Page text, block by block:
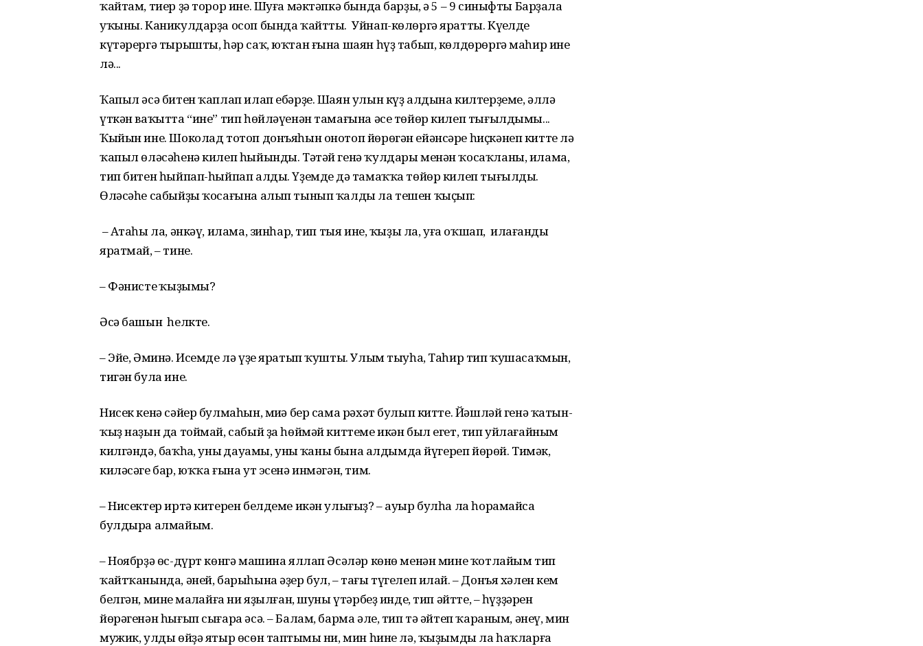
ҡайтам, тиер ҙә торор ине. Шуға мәктәпкә бында барҙы, ә 5 – 9 синыфты Барҙала
уҡыны. Каникулдарҙа осоп бында ҡайтты. Уйнап-көлөргә яратты. Күңелде
күтәрергә тырышты, һәр саҡ, юҡтан ғына шаян һүҙ табып, көлдөрөргә маһир ине
лә...
Ҡапыл әсә битен ҡаплап илап ебәрҙе. Шаян улын күҙ алдына килтерҙеме, әллә
үткән ваҡытта “ине” тип һөйләүенән тамағына әсе төйөр килеп тығылдымы...
Ҡыйын ине. Шоколад тотоп донъяһын онотоп йөрөгән ейәнсәре һиҫкәнеп китте лә
ҡапыл өләсәһенә килеп һыйынды. Тәтәй генә ҡулдары менән ҡосаҡланы, илама,
тип битен һыйпап-һыйпап алды. Үҙемдең дә тамаҡҡа төйөр килеп тығылды.
Өләсәһе сабыйҙы ҡосағына алып тынып ҡалды ла тешен ҡыҫып:
– Атаһы ла, әнкәү, илама, зинһар, тип тыя ине, ҡыҙы ла, уға оҡшап, илағанды
яратмай, – тине.
– Фәнистең ҡыҙымы?
Әсә башын һелкте.
– Эйе, Әминә. Исемде лә үҙе яратып ҡушты. Улым тыуһа, Таһир тип ҡушасаҡмын,
тигән була ине.
Нисек кенә сәйер булмаһын, миңә бер сама рәхәт булып китте. Йәшләй генә ҡатын-
ҡыҙ наҙын да тоймай, сабый ҙа һөймәй киттеме икән был егет, тип уйлағайным
килгәндә, баҡһаң, уның дауамы, уның ҡаны бына алдымда йүгереп йөрөй. Тимәк,
киләсәге бар, юҡҡа ғына ут эсенә инмәгән, тим.
– Нисектер иртә китерен белдеме икән улығыҙ? – ауыр булһа ла һорамайса
булдыра алмайым.
– Ноябрҙә өс-дүрт көнгә машина яллап Әсәләр көнө менән мине ҡотлайым тип
ҡайтҡанында, әней, барыһына әҙер бул, – тағы түгелеп илай. – Донъя хәлен кем
белгән, минең маңлайға ни яҙылған, шуны үтәрбеҙ инде, тип әйтте, – һүҙҙәрен
йөрәгенән һығып сығара әсә. – Балам, барма әле, тип тә әйтеп ҡараным, әнеү, мин
мужик, улды өйҙә ятыр өсөн таптыңмы ни, мин һине лә, ҡыҙымды ла һаҡларға